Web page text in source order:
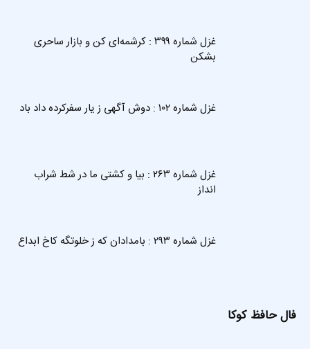
غزل شماره ۳۹۹ : کرشمه‌ای کن و بازار ساحری
بشکن
غزل شماره ۱۰۲ : دوش آگهی ز یار سفرکرده داد باد
غزل شماره ۲۶۳ : بیا و کشتی ما در شط شراب
انداز
غزل شماره ۲۹۳ : بامدادان که ز خلوتگه کاخ ابداع
فال حافظ کوکا